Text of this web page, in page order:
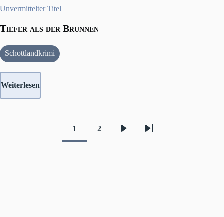
Tiefer als der Brunnen
Schottlandkrimi
Weiterlesen
Seitennummerierung
1 2
Letzte